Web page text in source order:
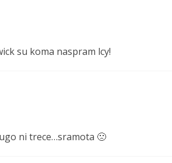
su koma naspram lcy!
ni trece…sramota 🙁